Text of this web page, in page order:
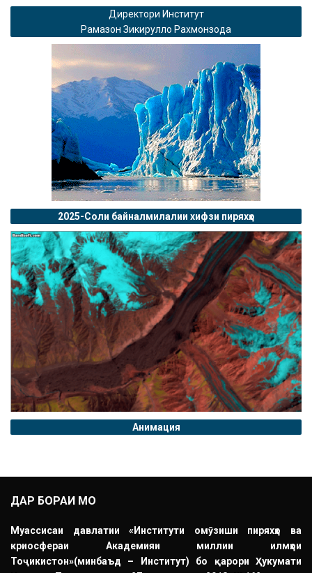
Директори Институт
Рамазон Зикирулло Рахмонзода
2025-Соли байналмилалии хифзи пиряхҳо
Анимация
ДАР БОРАИ МО
Муассисаи давлатии «Институти омӯзиши пиряхҳо ва
криосфераи Академияи миллии илмҳои
Тоҷикистон»(минбаъд – Институт) бо қарори Ҳукумати